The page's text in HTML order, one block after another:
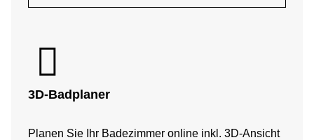
3D-Badplaner
Planen Sie Ihr Badezimmer online inkl. 3D-Ansicht